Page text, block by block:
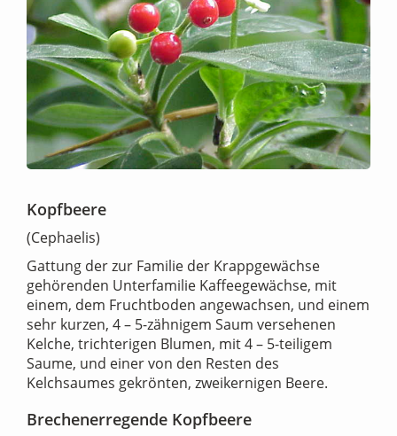
Kopfbeere
(Cephaelis)
Gattung der zur Familie der Krappgewächse
gehörenden Unterfamilie Kaffeegewächse, mit
einem, dem Fruchtboden angewachsen, und einem
sehr kurzen, 4 – 5-zähnigem Saum versehenen
Kelche, trichterigen Blumen, mit 4 – 5-teiligem
Saume, und einer von den Resten des
Kelchsaumes gekrönten, zweikernigen Beere.
Brechenerregende Kopfbeere